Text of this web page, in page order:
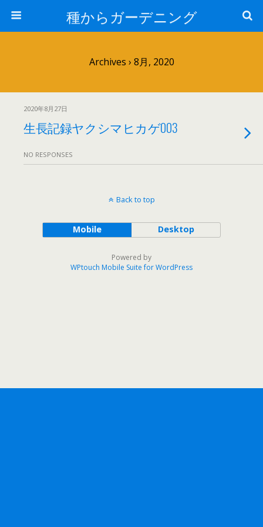
種からガーデニング
Archives › 8月, 2020
2020年8月27日
生長記録ヤクシマヒカゲ003
NO RESPONSES
Back to top
Mobile Desktop
Powered by
WPtouch Mobile Suite for WordPress